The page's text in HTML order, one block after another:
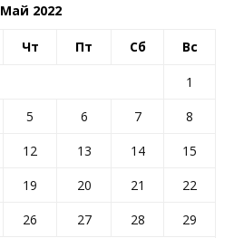
Май 2022
Чт Пт Сб Вс
1
5 6 7
8
12 13 14
15
19 20 21
22
26 27 28
29